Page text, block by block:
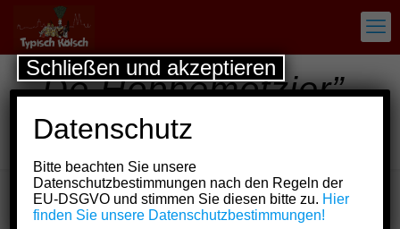
„De Höppemötzjer”
wählten neuen
Vorstand
Datenschutz
Bitte beachten Sie unsere
Datenschutzbestimmungen nach den Regeln der
EU-DSGVO und stimmen Sie diesen bitte zu. Hier
finden Sie unsere Datenschutzbestimmungen!
Schließen und akzeptieren